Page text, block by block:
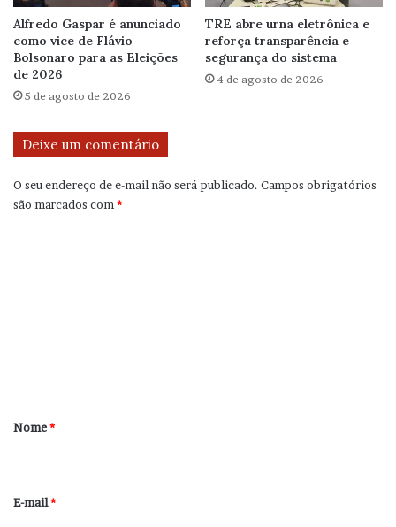
Alfredo Gaspar é anunciado
como vice de Flávio
Bolsonaro para as Eleições
de 2026
5 de agosto de 2026
TRE abre urna eletrônica e
reforça transparência e
segurança do sistema
4 de agosto de 2026
Deixe um comentário
O seu endereço de e-mail não será publicado. Campos obrigatórios
são marcados com*
r
*
Nome*
E-mail*